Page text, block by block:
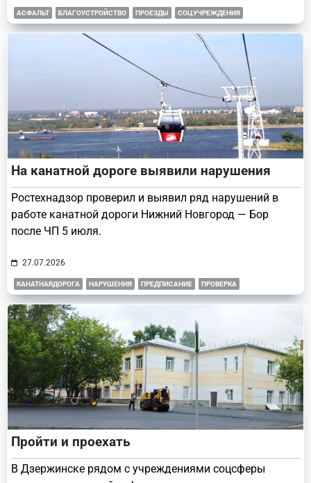
АСФАЛЬТ БЛАГОУСТРОЙСТВО ПРОЕЗДЫ СОЦУЧРЕЖДЕНИЯ
На канатной дороге выявили нарушения
Ростехнадзор проверил и выявил ряд нарушений в
работе канатной дороги Нижний Новгород — Бор
после ЧП 5 июля.
27.07.2026
КАНАТНАЯДОРОГА НАРУШЕНИЯ ПРЕДПИСАНИЕ ПРОВЕРКА
Пройти и проехать
В Дзержинске рядом с учреждениями соцсферы